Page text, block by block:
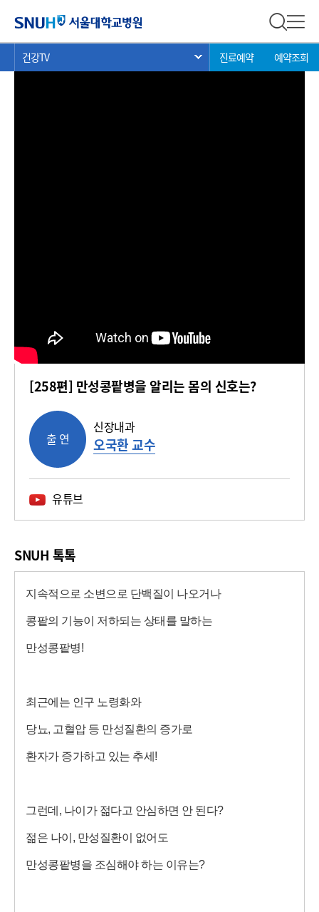
전체 검
현
재
건강TV 서브 메뉴 목록 열기
진료예약 예약조회
건강 TV
[258편] 만성콩팥병을 알리는 몸의 신호는?
출 연
신장내과
오국환 교수
유튜브
SNUH 톡톡
지속적으로 소변으로 단백질이 나오거나
콩팥의 기능이 저하되는 상태를 말하는
만성콩팥병!
최근에는 인구 노령화와
당뇨, 고혈압 등 만성질환의 증가로
환자가 증가하고 있는 추세!
그런데, 나이가 젊다고 안심하면 안 된다?
젊은 나이, 만성질환이 없어도
만성콩팥병을 조심해야 하는 이유는?